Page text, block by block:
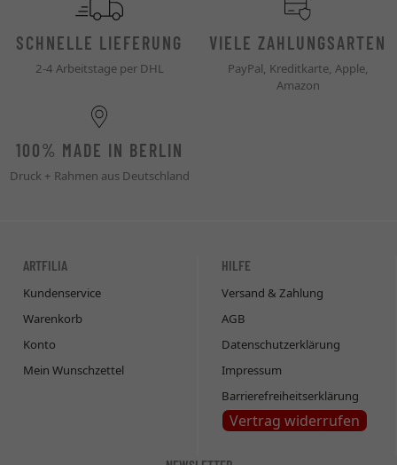
SCHNELLE LIEFERUNG
2-4 Arbeitstage per DHL
VIELE ZAHLUNGSARTEN
PayPal, Kreditkarte, Apple,
Amazon
100% MADE IN BERLIN
Druck + Rahmen aus Deutschland
ARTFILIA
Kundenservice
Warenkorb
Konto
Mein Wunschzettel
HILFE
Versand & Zahlung
AGB
Datenschutzerklärung
Impressum
Barrierefreiheitserklärung
Vertrag widerrufen